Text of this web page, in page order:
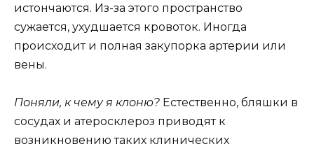
истончаются. Из-за этого пространство
сужается, ухудшается кровоток. Иногда
происходит и полная закупорка артерии или
вены.
Поняли, к чему я клоню? Естественно, бляшки в
сосудах и атеросклероз приводят к
возникновению таких клинических